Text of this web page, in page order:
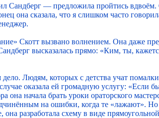
— предложила пройтись вдвоём.
она сказала, что я слишком часто
Скотт вызвано волнением. Она даже
высказалась прямо: «Ким, ты,
Людям, которых с детства учат
оказала ей громадную услугу:
она начала брать уроки ораторского
на ошибки, когда те «лажают». Но
разработала схему в виде